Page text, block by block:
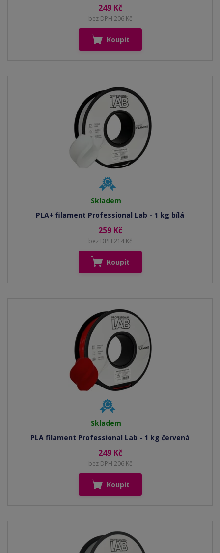
249 Kč
bez DPH 206 Kč
Koupit
Skladem
PLA+ filament Professional Lab - 1 kg bílá
259 Kč
bez DPH 214 Kč
Koupit
Skladem
PLA filament Professional Lab - 1 kg červená
249 Kč
bez DPH 206 Kč
Koupit